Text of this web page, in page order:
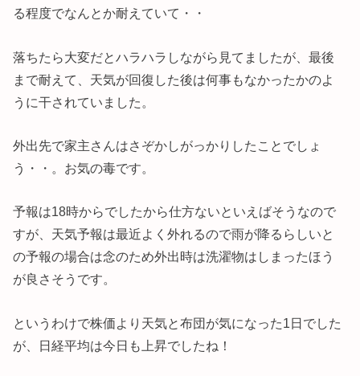
る程度でなんとか耐えていて・・
落ちたら大変だとハラハラしながら見てましたが、最後
まで耐えて、天気が回復した後は何事もなかったかのよ
うに干されていました。
外出先で家主さんはさぞかしがっかりしたことでしょ
う・・。お気の毒です。
予報は18時からでしたから仕方ないといえばそうなので
すが、天気予報は最近よく外れるので雨が降るらしいと
の予報の場合は念のため外出時は洗濯物はしまったほう
が良さそうです。
というわけで株価より天気と布団が気になった1日でした
が、日経平均は今日も上昇でしたね！